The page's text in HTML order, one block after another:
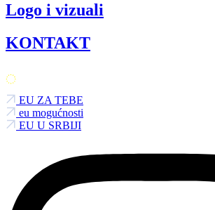
Logo i vizuali
KONTAKT
EU ZA TEBE
eu mogućnosti
EU U SRBIJI